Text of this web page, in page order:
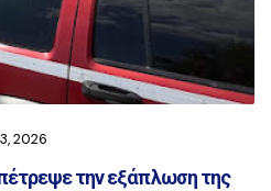
2026
την εξάπλωση της